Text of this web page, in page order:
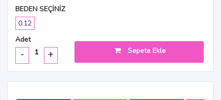
BEDEN SEÇİNİZ
0.12
Adet
- + Sepete Ekle